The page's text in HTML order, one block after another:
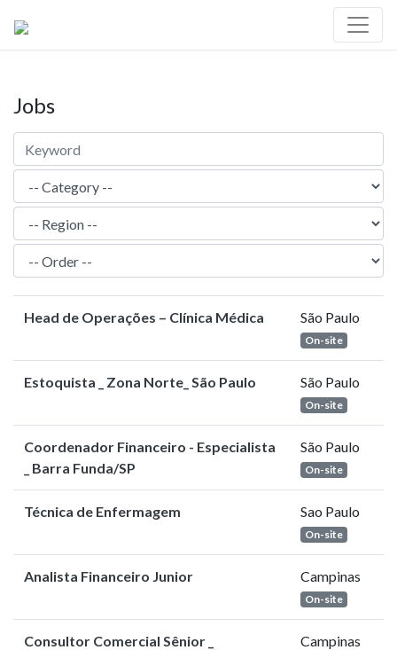
Jobs
Head de Operações – Clínica Médica São Paulo
On-site
Estoquista _ Zona Norte_ São Paulo São Paulo
On-site
Coordenador Financeiro - Especialista
_ Barra Funda/SP
São Paulo
On-site
Técnica de Enfermagem Sao Paulo
On-site
Analista Financeiro Junior Campinas
On-site
Consultor Comercial Sênior _
Campinas